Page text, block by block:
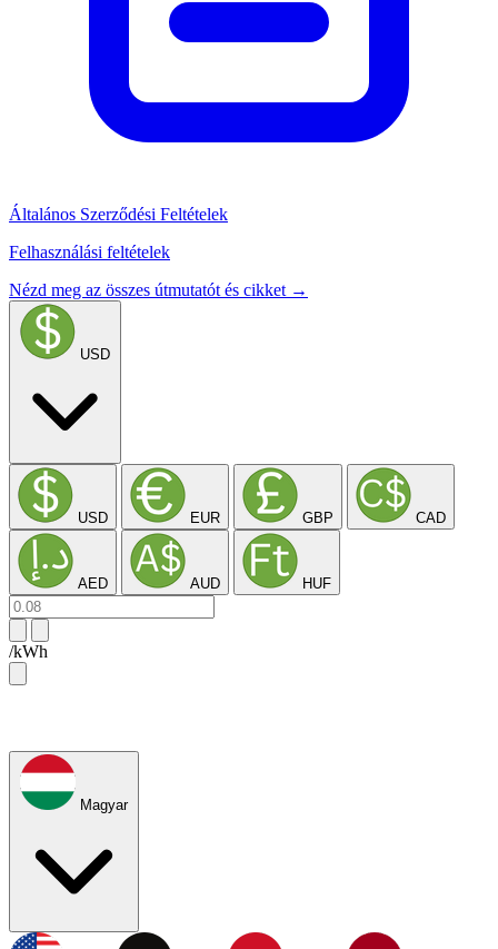
Általános Szerződési Feltételek
Felhasználási feltételek
Nézd meg az összes útmutatót és cikket →
USD
USD EUR GBP CAD
AED AUD HUF
/kWh
Magyar